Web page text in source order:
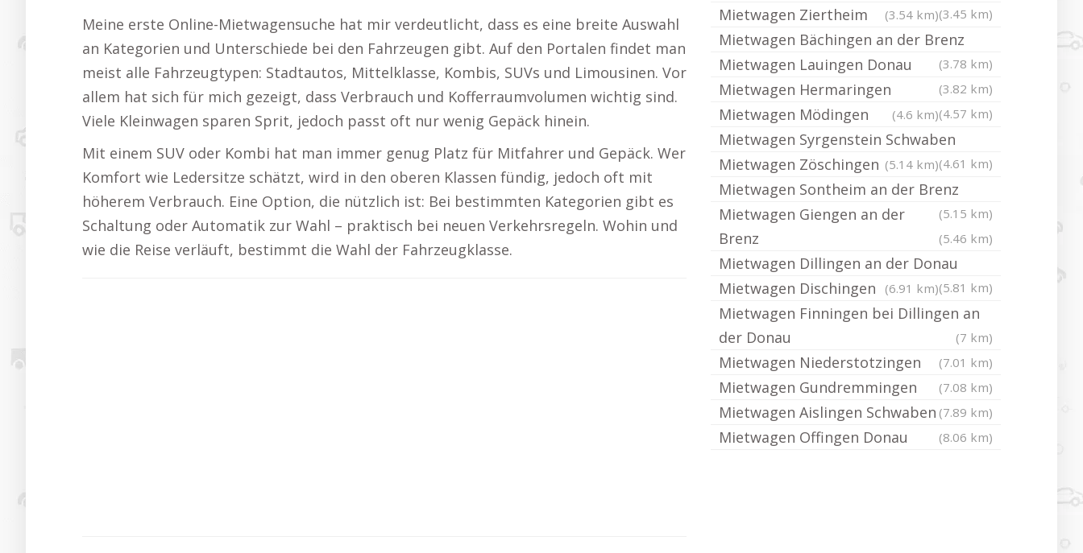
Meine erste Online-Mietwagensuche hat mir verdeutlicht, dass es eine breite Auswahl
an Kategorien und Unterschiede bei den Fahrzeugen gibt. Auf den Portalen findet man
meist alle Fahrzeugtypen: Stadtautos, Mittelklasse, Kombis, SUVs und Limousinen. Vor
allem hat sich für mich gezeigt, dass Verbrauch und Kofferraumvolumen wichtig sind.
Viele Kleinwagen sparen Sprit, jedoch passt oft nur wenig Gepäck hinein.
Mit einem SUV oder Kombi hat man immer genug Platz für Mitfahrer und Gepäck. Wer
Komfort wie Ledersitze schätzt, wird in den oberen Klassen fündig, jedoch oft mit
höherem Verbrauch. Eine Option, die nützlich ist: Bei bestimmten Kategorien gibt es
Schaltung oder Automatik zur Wahl – praktisch bei neuen Verkehrsregeln. Wohin und
wie die Reise verläuft, bestimmt die Wahl der Fahrzeugklasse.
(3.45 km)
Mietwagen Ziertheim (3.54 km)
Mietwagen Bächingen an der Brenz
(3.78 km)
Mietwagen Lauingen Donau
(3.82 km)
Mietwagen Hermaringen
(4.57 km)
Mietwagen Mödingen (4.6 km)
Mietwagen Syrgenstein Schwaben
(4.61 km)
Mietwagen Zöschingen (5.14 km)
Mietwagen Sontheim an der Brenz
(5.15 km)
Mietwagen Giengen an der
Brenz
(5.46 km)
Mietwagen Dillingen an der Donau
(5.81 km)
Mietwagen Dischingen (6.91 km)
Mietwagen Finningen bei Dillingen an
der Donau
(7 km)
Mietwagen Niederstotzingen (7.01 km)
Mietwagen Gundremmingen (7.08 km)
Mietwagen Aislingen Schwaben (7.89 km)
Mietwagen Offingen Donau (8.06 km)